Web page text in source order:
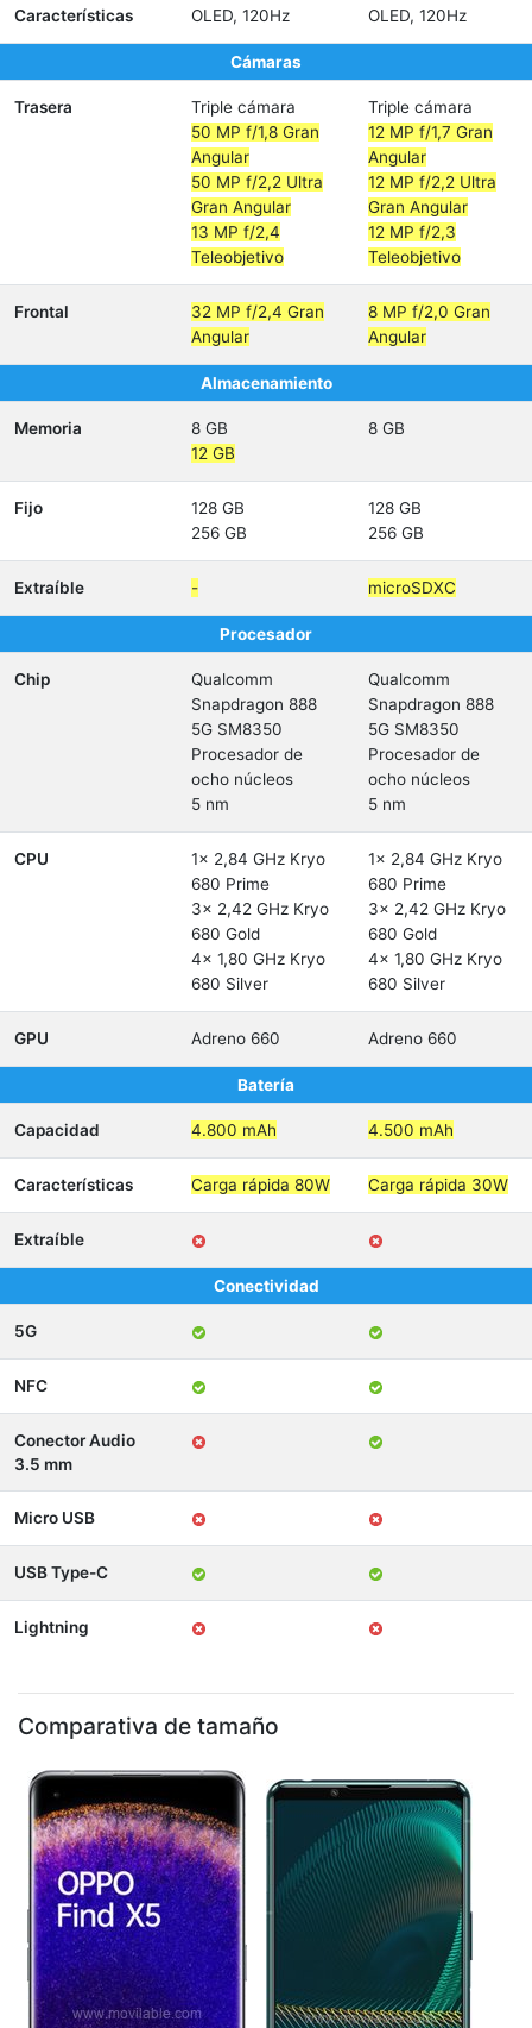
Características OLED, 120Hz OLED, 120Hz
Cámaras
Trasera
Triple cámara
50 MP f/1,8 Gran
Angular
50 MP f/2,2 Ultra
Gran Angular
13 MP f/2,4
Teleobjetivo
Triple cámara
12 MP f/1,7 Gran
Angular
12 MP f/2,2 Ultra
Gran Angular
12 MP f/2,3
Teleobjetivo
Frontal
32 MP f/2,4 Gran
Angular
8 MP f/2,0 Gran
Angular
Almacenamiento
Memoria
8 GB
12 GB
8 GB
Fijo
128 GB
256 GB
128 GB
256 GB
Extraíble - microSDXC
Procesador
Chip
Qualcomm
Snapdragon 888
5G SM8350
Procesador de
ocho núcleos
5 nm
Qualcomm
Snapdragon 888
5G SM8350
Procesador de
ocho núcleos
5 nm
CPU
1x 2,84 GHz Kryo
680 Prime
3x 2,42 GHz Kryo
680 Gold
4x 1,80 GHz Kryo
680 Silver
1x 2,84 GHz Kryo
680 Prime
3x 2,42 GHz Kryo
680 Gold
4x 1,80 GHz Kryo
680 Silver
GPU Adreno 660 Adreno 660
Batería
Capacidad 4.800 mAh 4.500 mAh
Características Carga rápida 80W Carga rápida 30W
Extraíble
Conectividad
5G
NFC
Conector Audio
3.5 mm
Micro USB
USB Type-C
Lightning
Comparativa de tamaño